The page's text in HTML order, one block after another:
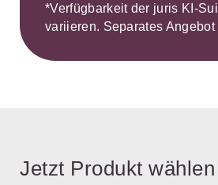
*Verfügbarkeit der juris KI-
variieren. Separates Angebot
Jetzt Produkt wählen